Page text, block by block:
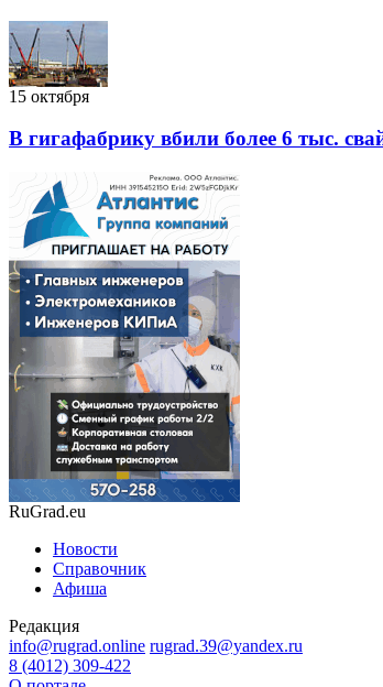
15 октября
В гигафабрику вбили более 6 тыс.
RuGrad.eu
Новости
Справочник
Афиша
Редакция
info@rugrad.online rugrad.39@yandex.ru
8 (4012) 309-422